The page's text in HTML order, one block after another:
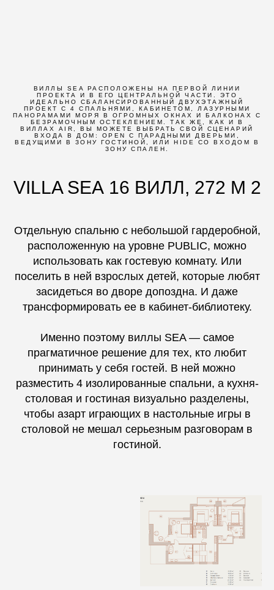
ВИЛЛЫ SEA РАСПОЛОЖЕНЫ НА ПЕРВОЙ ЛИНИИ
ПРОЕКТА И В ЕГО ЦЕНТРАЛЬНОЙ ЧАСТИ. ЭТО
ИДЕАЛЬНО СБАЛАНСИРОВАННЫЙ ДВУХЭТАЖНЫЙ
ПРОЕКТ С 4 СПАЛЬНЯМИ, КАБИНЕТОМ, ЛАЗУРНЫМИ
ПАНОРАМАМИ МОРЯ В ОГРОМНЫХ ОКНАХ И БАЛКОНАХ С
БЕЗРАМОЧНЫМ ОСТЕКЛЕНИЕМ. ТАК ЖЕ, КАК И В
ВИЛЛАХ AIR, ВЫ МОЖЕТЕ ВЫБРАТЬ СВОЙ СЦЕНАРИЙ
ВХОДА В ДОМ: OPEN С ПАРАДНЫМИ ДВЕРЬМИ,
ВЕДУЩИМИ В ЗОНУ ГОСТИНОЙ, ИЛИ HIDE СО ВХОДОМ В
ЗОНУ СПАЛЕН.
VILLA SEA 16 ВИЛЛ, 272 М 2
Отдельную спальню с небольшой гардеробной,
расположенную на уровне PUBLIC, можно
использовать как гостевую комнату. Или
поселить в ней взрослых детей, которые любят
засидеться во дворе допоздна. И даже
трансформировать ее в кабинет-библиотеку.
Именно поэтому виллы SEA — самое
прагматичное решение для тех, кто любит
принимать у себя гостей. В ней можно
разместить 4 изолированные спальни, а кухня-
столовая и гостиная визуально разделены,
чтобы азарт играющих в настольные игры в
столовой не мешал серьезным разговорам в
гостиной.